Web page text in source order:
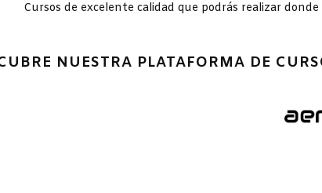
Cursos de excelente calidad que podrás realizar
NUESTRA PLATAFORMA DE